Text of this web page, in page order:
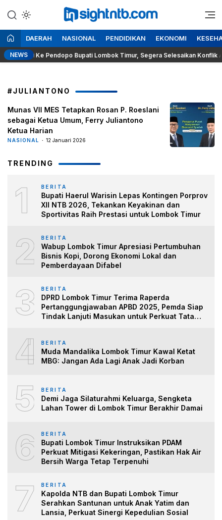
ke
konten
Insight NTB
Berita Seputar NTB
DAERAH NASIONAL PENDIDIKAN EKONOMI
NEWS
Kunci Ke Pendopo Bupati Lombok Timur, Segera Selesaikan Konflik
#JULIANTONO
Munas VII MES Tetapkan Rosan P. Roeslani
sebagai Ketua Umum, Ferry Juliantono
Ketua Harian
NASIONAL 12 Januari 2026
TRENDING
1 BERITA
Bupati Haerul Warisin Lepas Kontingen Porprov
XII NTB 2026, Tekankan Keyakinan dan
Sportivitas Raih Prestasi untuk Lombok Timur
2 BERITA
Wabup Lombok Timur Apresiasi Pertumbuhan
Bisnis Kopi, Dorong Ekonomi Lokal dan
Pemberdayaan Difabel
3 BERITA
DPRD Lombok Timur Terima Raperda
Pertanggungjawaban APBD 2025, Pemda Siap
Tindak Lanjuti Masukan untuk Perkuat Tata
4 BERITA
Muda Mandalika Lombok Timur Kawal Ketat
MBG: Jangan Ada Lagi Anak Jadi Korban
5 BERITA
Demi Jaga Silaturahmi Keluarga, Sengketa
Lahan Tower di Lombok Timur Berakhir Damai
6 BERITA
Bupati Lombok Timur Instruksikan PDAM
Perkuat Mitigasi Kekeringan, Pastikan Hak Air
Bersih Warga Tetap Terpenuhi
7 BERITA
Kapolda NTB dan Bupati Lombok Timur
Serahkan Santunan untuk Anak Yatim dan
Lansia, Perkuat Sinergi Kepedulian Sosial